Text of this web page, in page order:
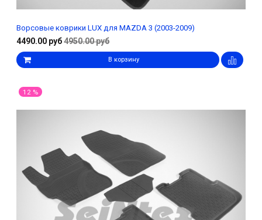
Ворсовые коврики LUX для MAZDA 3 (2003-2009)
4490.00 руб4950.00 руб
В корзину
12 %